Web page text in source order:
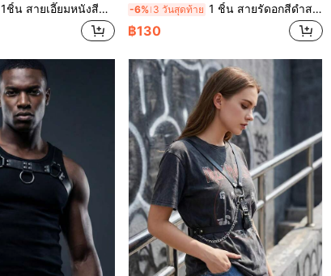
1ชิ้น สายเอี๊ยมหนังสีดำ, เครื่องประดับเสื้อเชิ้ตแฟชั่นสำหรับผู้ชาย -6% 3 วันสุดท้าย 1 ชิ้น สายรัดอกสีดำสไตล์พังก์โกธิคสำหรับผู้ชาย เหมาะสำหรับการถ่ายภาพแฟชั่นสตรีท คอสเพลย์งานอนิเมะ ชุดไนท์คลับส่วนตัว เวทีรันเวย์ และงานธีม
฿130